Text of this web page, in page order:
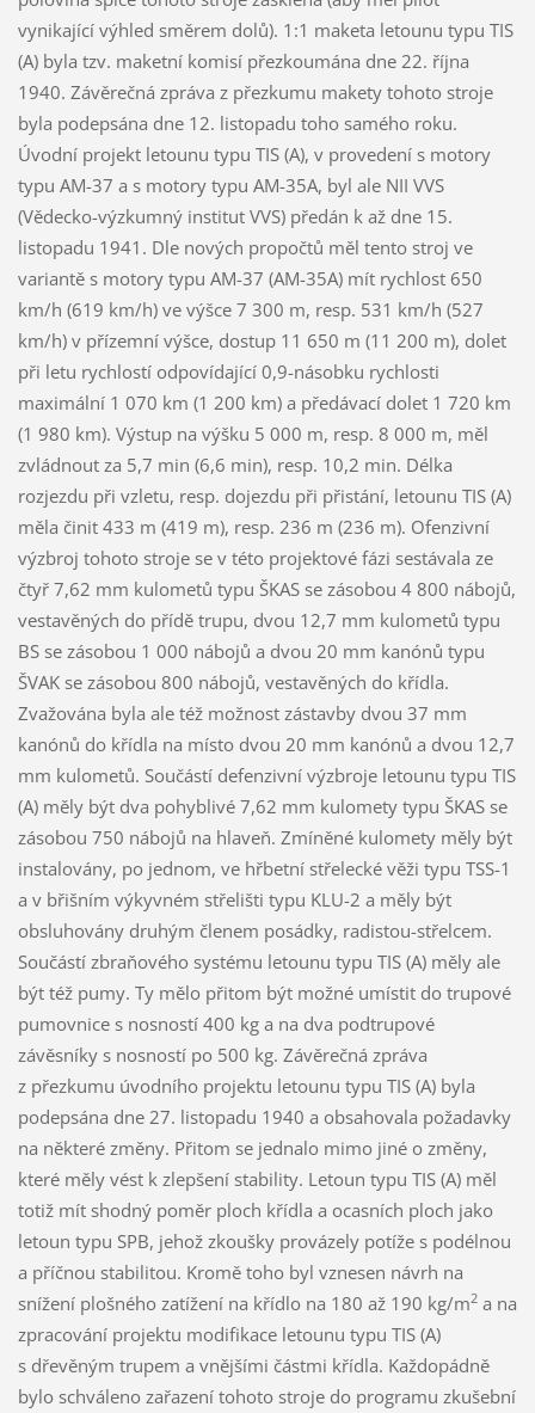
vynikající výhled směrem dolů). 1:1 maketa letounu typu TIS
(A) byla tzv. maketní komisí přezkoumána dne 22. října
1940. Závěrečná zpráva z přezkumu makety tohoto stroje
byla podepsána dne 12. listopadu toho samého roku.
Úvodní projekt letounu typu TIS (A), v provedení s motory
typu AM-37 a s motory typu AM-35A, byl ale NII VVS
(Vědecko-výzkumný institut VVS) předán k až dne 15.
listopadu 1941. Dle nových propočtů měl tento stroj ve
variantě s motory typu AM-37 (AM-35A) mít rychlost 650
km/h (619 km/h) ve výšce 7 300 m, resp. 531 km/h (527
km/h) v přízemní výšce, dostup 11 650 m (11 200 m), dolet
při letu rychlostí odpovídající 0,9-násobku rychlosti
maximální 1 070 km (1 200 km) a předávací dolet 1 720 km
(1 980 km). Výstup na výšku 5 000 m, resp. 8 000 m, měl
zvládnout za 5,7 min (6,6 min), resp. 10,2 min. Délka
rozjezdu při vzletu, resp. dojezdu při přistání, letounu TIS (A)
měla činit 433 m (419 m), resp. 236 m (236 m). Ofenzivní
výzbroj tohoto stroje se v této projektové fázi sestávala ze
čtyř 7,62 mm kulometů typu ŠKAS se zásobou 4 800 nábojů,
vestavěných do přídě trupu, dvou 12,7 mm kulometů typu
BS se zásobou 1 000 nábojů a dvou 20 mm kanónů typu
ŠVAK se zásobou 800 nábojů, vestavěných do křídla.
Zvažována byla ale též možnost zástavby dvou 37 mm
kanónů do křídla na místo dvou 20 mm kanónů a dvou 12,7
mm kulometů. Součástí defenzivní výzbroje letounu typu TIS
(A) měly být dva pohyblivé 7,62 mm kulomety typu ŠKAS se
zásobou 750 nábojů na hlaveň. Zmíněné kulomety měly být
instalovány, po jednom, ve hřbetní střelecké věži typu TSS-1
a v břišním výkyvném střelišti typu KLU-2 a měly být
obsluhovány druhým členem posádky, radistou-střelcem.
Součástí zbraňového systému letounu typu TIS (A) měly ale
být též pumy. Ty mělo přitom být možné umístit do trupové
pumovnice s nosností 400 kg a na dva podtrupové
závěsníky s nosností po 500 kg. Závěrečná zpráva
z přezkumu úvodního projektu letounu typu TIS (A) byla
podepsána dne 27. listopadu 1940 a obsahovala požadavky
na některé změny. Přitom se jednalo mimo jiné o změny,
které měly vést k zlepšení stability. Letoun typu TIS (A) měl
totiž mít shodný poměr ploch křídla a ocasních ploch jako
letoun typu SPB, jehož zkoušky provázely potíže s podélnou
a příčnou stabilitou. Kromě toho byl vznesen návrh na
snížení plošného zatížení na křídlo na 180 až 190 kg/m2a na
zpracování projektu modifikace letounu typu TIS (A)
s dřevěným trupem a vnějšími částmi křídla. Každopádně
bylo schváleno zařazení tohoto stroje do programu zkušební